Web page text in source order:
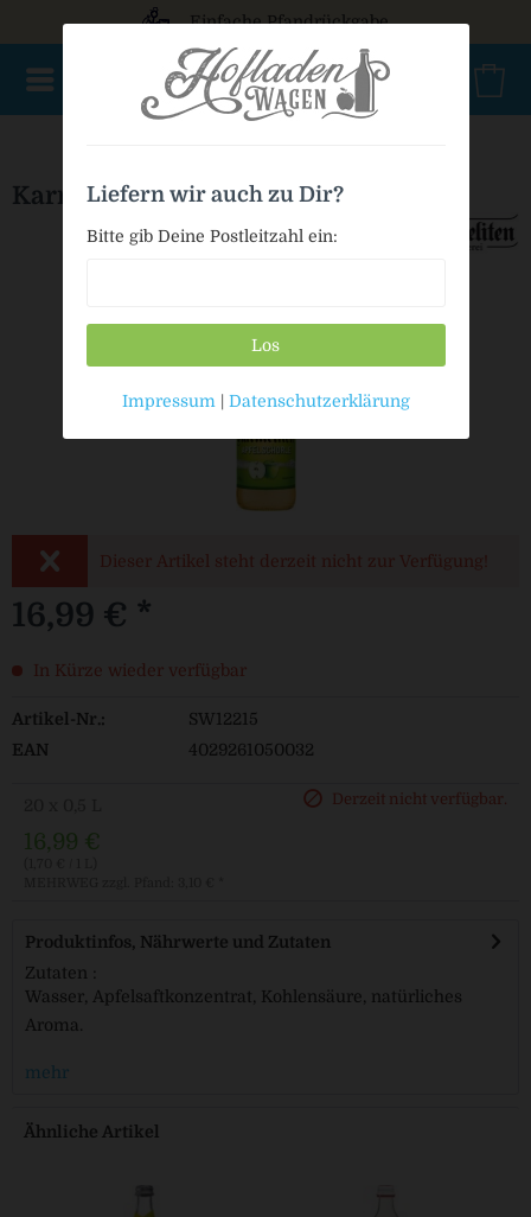
Einfache Pfandrückgabe
Karmeliten Apfelschorle
Dieser Artikel steht derzeit nicht zur Verfügung!
16,99 € *
In Kürze wieder verfügbar
Artikel-Nr.:
SW12215
EAN
4029261050032
16,99 €
Derzeit nicht verfügbar.
Produktinfos, Nährwerte und Zutaten
Zutaten :
Wasser, Apfelsaftkonzentrat, Kohlensäure, natürliches
Aroma.
mehr
Ähnliche Artikel
Liefern wir auch zu Dir?
Bitte gib Deine Postleitzahl ein:
Los
Impressum | Datenschutzerklärung